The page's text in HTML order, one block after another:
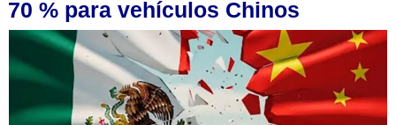
70 % para vehículos Chinos